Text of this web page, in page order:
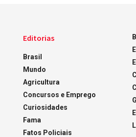
Editorias
Brasil
Mundo
Agricultura
Concursos e Emprego
Curiosidades
Fama
Fatos Policiais